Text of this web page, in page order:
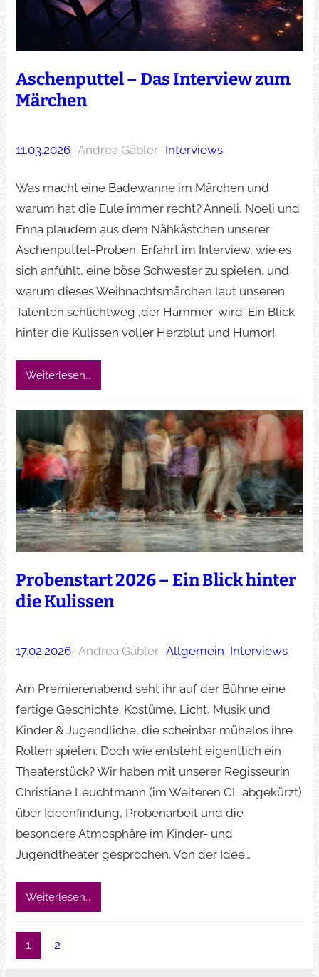
Aschenputtel – Das Interview zum
Märchen
11.03.2026–Andrea Gäbler–Interviews
Was macht eine Badewanne im Märchen und
warum hat die Eule immer recht? Anneli, Noeli und
Enna plaudern aus dem Nähkästchen unserer
Aschenputtel-Proben. Erfahrt im Interview, wie es
sich anfühlt, eine böse Schwester zu spielen, und
warum dieses Weihnachtsmärchen laut unseren
Talenten schlichtweg ‚der Hammer‘ wird. Ein Blick
hinter die Kulissen voller Herzblut und Humor!
Weiterlesen…
Probenstart 2026 – Ein Blick hinter
die Kulissen
17.02.2026–Andrea Gäbler–Allgemein, Interviews
Am Premierenabend seht ihr auf der Bühne eine
fertige Geschichte. Kostüme, Licht, Musik und
Kinder & Jugendliche, die scheinbar mühelos ihre
Rollen spielen. Doch wie entsteht eigentlich ein
Theaterstück? Wir haben mit unserer Regisseurin
Christiane Leuchtmann (im Weiteren CL abgekürzt)
über Ideenfindung, Probenarbeit und die
besondere Atmosphäre im Kinder- und
Jugendtheater gesprochen. Von der Idee…
Weiterlesen…
1 2